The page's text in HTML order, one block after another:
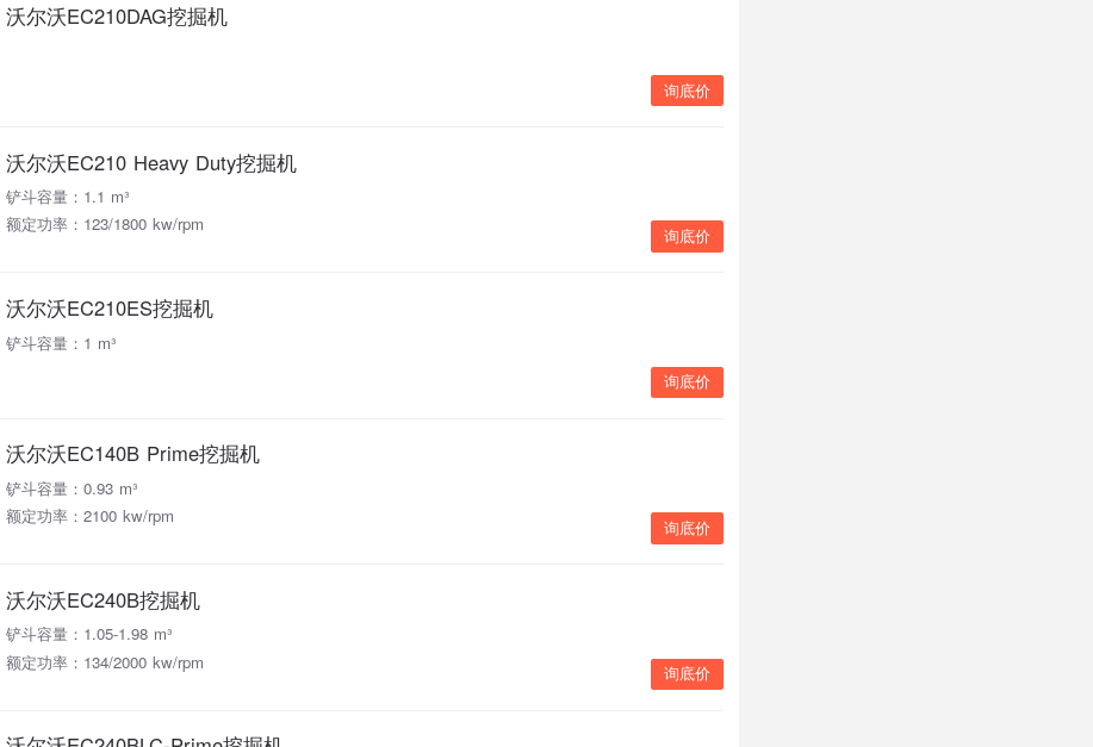
沃尔沃EC210DAG挖掘机
询底价
沃尔沃EC210 Heavy Duty挖掘机
铲斗容量：1.1 m³
额定功率：123/1800 kw/rpm
询底价
沃尔沃EC210ES挖掘机
铲斗容量：1 m³
询底价
沃尔沃EC140B Prime挖掘机
铲斗容量：0.93 m³
额定功率：2100 kw/rpm
询底价
沃尔沃EC240B挖掘机
铲斗容量：1.05-1.98 m³
额定功率：134/2000 kw/rpm
询底价